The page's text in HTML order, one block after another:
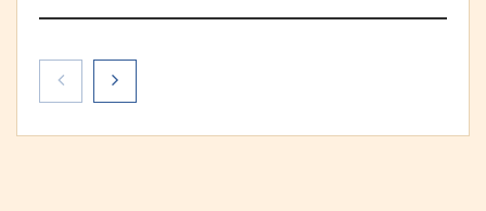
Digitech amplía su presencia en Madrid
con una tercera sede especializada en FP